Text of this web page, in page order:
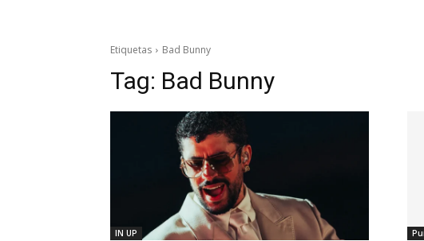
Etiquetas Bad Bunny
Tag: Bad Bunny
IN UP